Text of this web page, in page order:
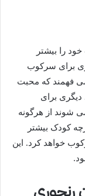
را بیشتر
برای سرکوب
فهمند که محبت
دیگری برای
شوند از هرگونه
کودک بیشتر
خواهد کرد. این
رنجوری